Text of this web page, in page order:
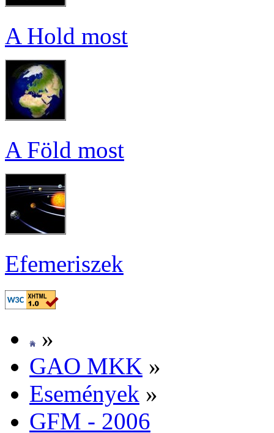
A Hold most
A Föld most
Efe­me­ri­szek
»
GAO MKK »
Ese­mé­nyek »
GFM - 2006